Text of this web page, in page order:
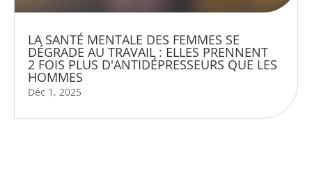
LA SANTÉ MENTALE DES FEMMES SE
DÉGRADE AU TRAVAIL : ELLES PRENNENT
2 FOIS PLUS D'ANTIDÉPRESSEURS QUE LES
HOMMES
Déc 1, 2025